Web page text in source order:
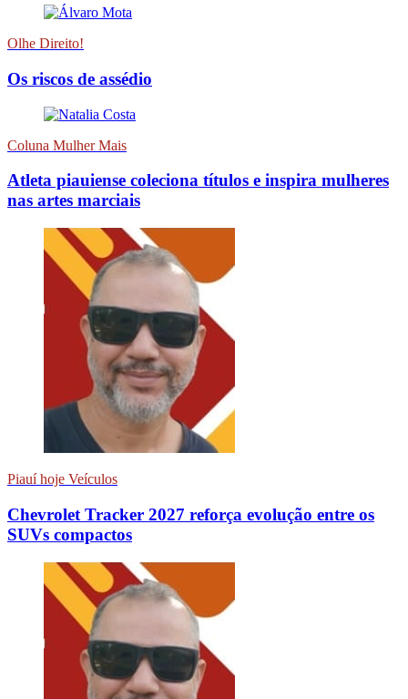
Olhe Direito!
Os riscos de assédio
Coluna Mulher Mais
Atleta piauiense coleciona títulos e inspira mulheres
nas artes marciais
Piauí hoje Veículos
Chevrolet Tracker 2027 reforça evolução entre os
SUVs compactos